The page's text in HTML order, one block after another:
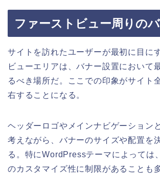
ファーストビュー周りの
サイトを訪れたユーザーが最初に目に
ビューエリアは、バナー設置において
るべき場所だ。ここでの印象がサイト
右することになる。
ヘッダーロゴやメインナビゲーション
考えながら、バナーのサイズや配置を
る。特にWordPressテーマによっては
のカスタマイズ性に制限があることも多